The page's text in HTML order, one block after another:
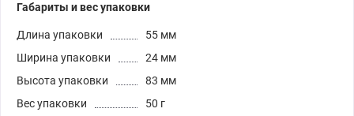
Габариты и вес упаковки
Длина упаковки
55 мм
Ширина упаковки
24 мм
Высота упаковки
83 мм
Вес упаковки
50 г